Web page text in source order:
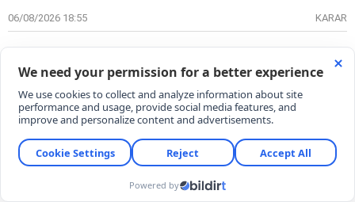
06/08/2026 18:55 KARAR